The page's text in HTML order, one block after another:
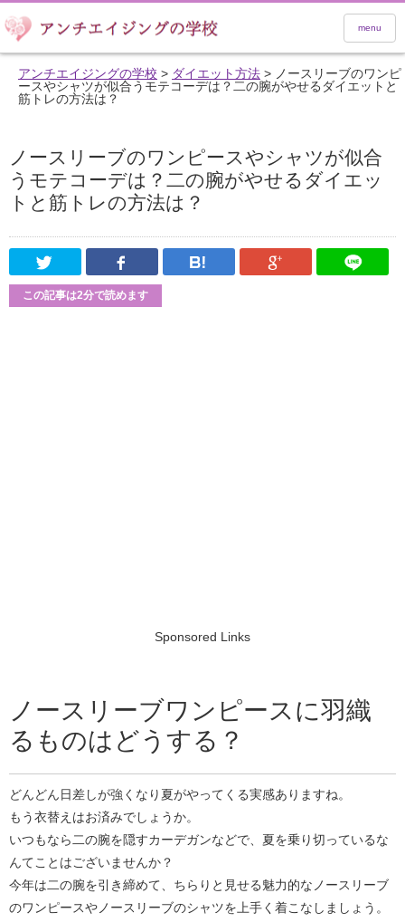
menu
アンチエイジングの学校 > ダイエット方法 > ノースリーブのワンピ
ースやシャツが似合うモテコーデは？二の腕がやせるダイエットと
筋トレの方法は？
ノースリーブのワンピースやシャツが似合
うモテコーデは？二の腕がやせるダイエッ
トと筋トレの方法は？
Twitter Facebook はてなブックマーク
Google
この記事は2分で読めます
Sponsored Links
ノースリーブワンピースに羽織
るものはどうする？
どんどん日差しが強くなり夏がやってくる実感ありますね。
もう衣替えはお済みでしょうか。
いつもなら二の腕を隠すカーデガンなどで、夏を乗り切っているな
んてことはございませんか？
今年は二の腕を引き締めて、ちらりと見せる魅力的なノースリーブ
のワンピースやノースリーブのシャツを上手く着こなしましょう。